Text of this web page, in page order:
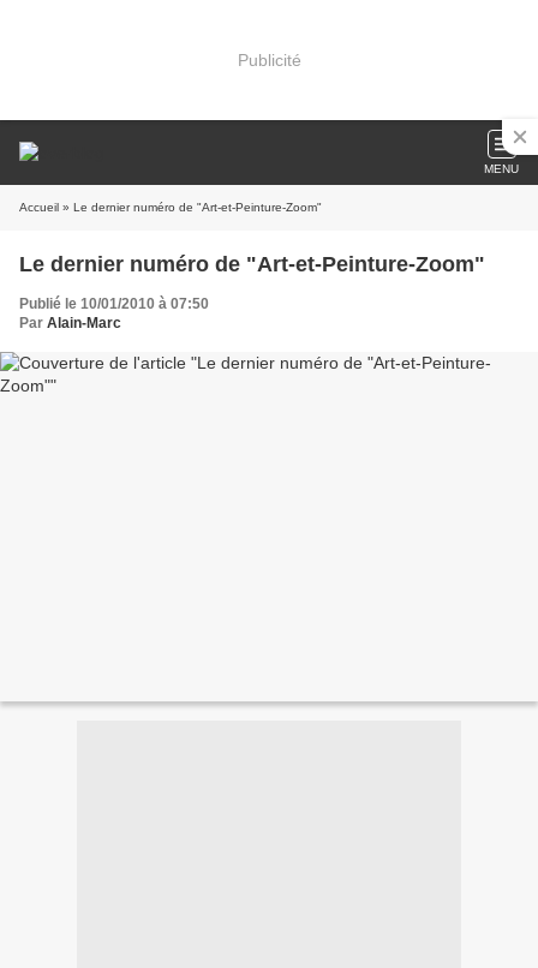
Publicité
MENU
Accueil » Le dernier numéro de "Art-et-Peinture-Zoom"
Le dernier numéro de "Art-et-Peinture-Zoom"
Publié le 10/01/2010 à 07:50
Par Alain-Marc